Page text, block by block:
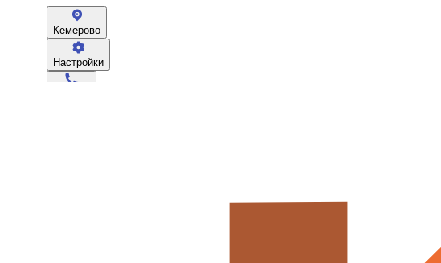
Кемерово
Настройки